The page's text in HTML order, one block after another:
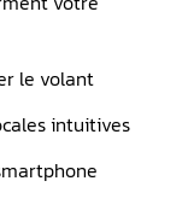
le volant
intuitives